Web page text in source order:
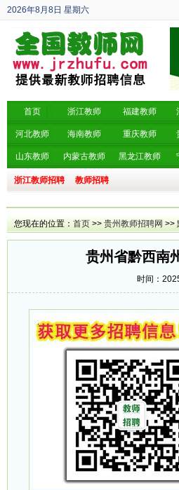
2026年8月8日 星期六
丙午年 六月廿六
首页 浙江教师 福建教师
河北教师 海南教师 重庆教师
山东教师 内蒙古教师 黑龙江教师
浙江教师招聘 教师招聘
您现在的位置： 首页 >> 贵州教师招聘网 >>
贵州省黔西南
时间：